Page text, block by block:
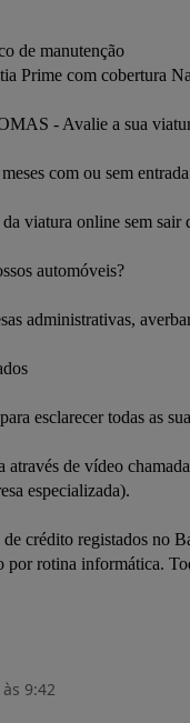
de manutenção
Prime com cobertura
com ou sem
viatura online sem sair
automóveis?
especializada).
crédito registados no
9:42